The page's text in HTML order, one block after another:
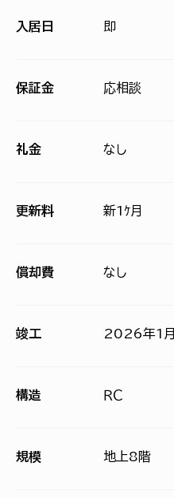
入居日 即
保証金 応相談
礼金 なし
更新料 新1ｹ月
償却費 なし
竣工 2026年1月
構造 ＲＣ
規模 地上8階